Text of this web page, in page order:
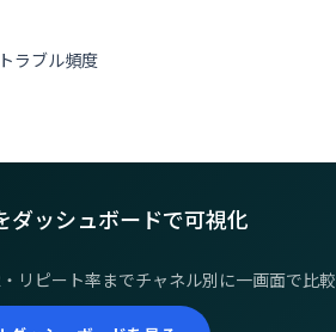
ラブル頻度
ダッシュボードで可視化
リピート率までチャネル別に一画面で比